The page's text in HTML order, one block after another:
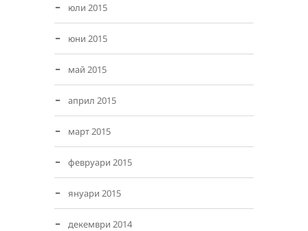
юли 2015
юни 2015
май 2015
април 2015
март 2015
февруари 2015
януари 2015
декември 2014